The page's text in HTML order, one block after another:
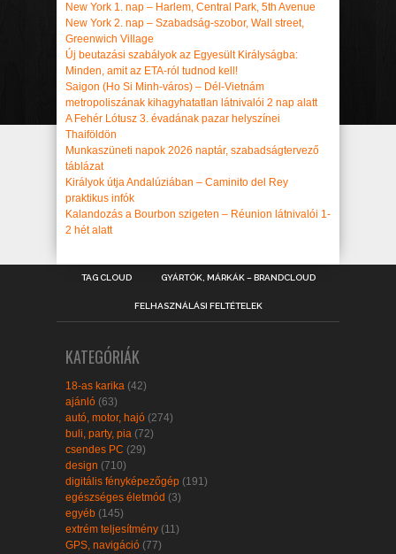
New York 1. nap – Harlem, Central Park, 5th Avenue
New York 2. nap – Szabadság-szobor, Wall street,
Greenwich Village
Új beutazási szabályok az Egyesült Királyságba:
Minden, amit az ETA-ról tudnod kell!
Saigon (Ho Si Minh-város) – Dél-Vietnám
metropoliszának kihagyhatatlan látnivalói 2 nap alatt
A Fehér Lótusz 3. évadának pazar helyszínei
Thaiföldön
Munkaszüneti napok 2026 naptár, szabadságtervező
táblázat
Királyok útja Andalúziában – Caminito del Rey
praktikus infók
Kalandozás a Bourbon szigeten – Réunion látnivalói 1-
2 hét alatt
TAG CLOUD GYÁRTÓK, MÁRKÁK – BRANDCLOUD
FELHASZNÁLÁSI FELTÉTELEK
KATEGÓRIÁK
18-as karika (42)
ajánló (63)
autó, motor, hajó (274)
buli, party, pia (72)
csendes PC (29)
design (710)
digitális fényképezőgép (191)
egészséges életmód (3)
egyéb (145)
extrém teljesítmény (11)
GPS, navigáció (77)